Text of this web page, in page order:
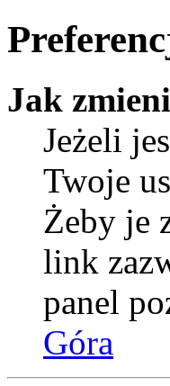
Jak
Jeżeli
Twoje
Żeby je
link
panel
Góra